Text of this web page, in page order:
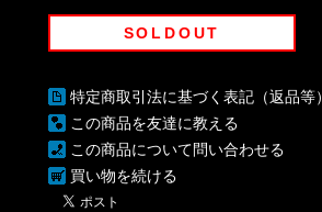
SOLDOUT
特定商取引法に基づく表記（返品等）
この商品を友達に教える
この商品について問い合わせる
買い物を続ける